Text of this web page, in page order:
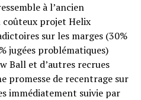
à l’ancien
projet Helix
sur les marges (30%
jugées problématiques)
Ball et d’autres recrues
promesse de recentrage sur
immédiatement suivie par